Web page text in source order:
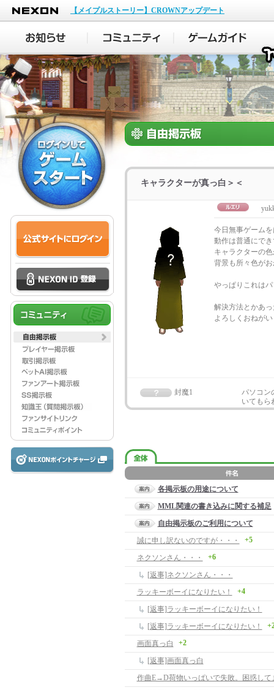
NEXON
【メイプルストーリー】CROWNアップデート
キャラクターが真っ白＞＜
今日無事ゲーム
動作は普通にで
キャラクターの
背景も所々色が
やっぱりこれは
解決方法とかあ
よろしくおねが
封魔1
パソコン
いてもら
各掲示板の用途について
MML関連の書き込みに関する補足
自由掲示板のご利用について
誠に申し訳ないのですが・・・
+5
ネクソンさん・・・ +6
[返事]ネクソンさん・・・
ラッキーボーイになりたい！
+4
[返事]ラッキーボーイになりたい！
[返事]ラッキーボーイになりたい！
画面真っ白 +2
[返事]画面真っ白
作曲E→D荷物いっぱいで失敗。困惑して